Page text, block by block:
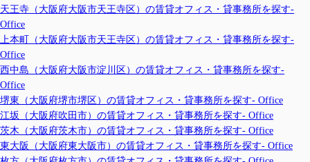
天王寺（大阪府大阪市天王寺区）の賃貸オフィス・貸事務所を探す-
Office
上本町（大阪府大阪市天王寺区）の賃貸オフィス・貸事務所を探す-
Office
西中島（大阪府大阪市淀川区）の賃貸オフィス・貸事務所を探す-
Office
堺東（大阪府堺市堺区）の賃貸オフィス・貸事務所を探す- Office
江坂（大阪府吹田市）の賃貸オフィス・貸事務所を探す- Office
茨木（大阪府茨木市）の賃貸オフィス・貸事務所を探す- Office
東大阪（大阪府東大阪市）の賃貸オフィス・貸事務所を探す- Office